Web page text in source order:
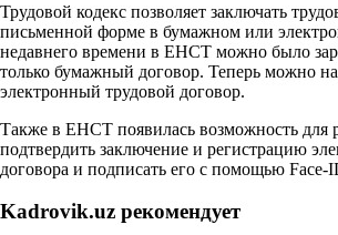
Трудовой кодекс позволяет заключать
письменной форме в бумажном или
недавнего времени в ЕНСТ можно было
только бумажный договор. Теперь можно
электронный трудовой договор.
Также в ЕНСТ появилась возможность для
подтвердить заключение и регистрацию
договора и подписать его с помощью Face-
Kadrovik.uz рекомендует